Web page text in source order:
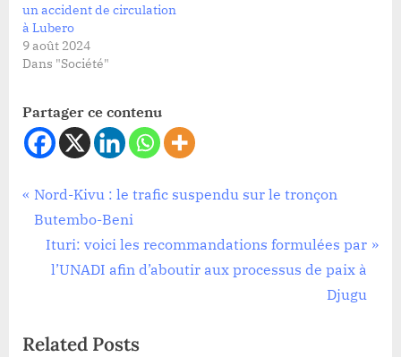
un accident de circulation
à Lubero
9 août 2024
Dans "Société"
Partager ce contenu
Société
Navigation
de
l’article
P
r
u
Nord-Kivu : le trafic suspendu sur le tronçon
Butembo-Beni
N
e
P
Ituri: voici les recommandations formulées par
l’UNADI afin d’aboutir aux processus de paix à
Djugu
Related Posts